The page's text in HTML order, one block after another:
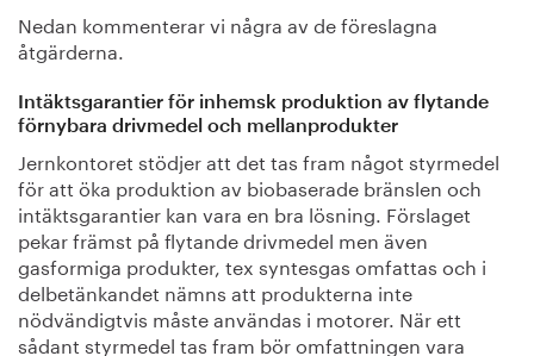
Nedan kommenterar vi några av de föreslagna
åtgärderna.
Intäktsgarantier för inhemsk produktion av flytande
förnybara drivmedel och mellanprodukter
Jernkontoret stödjer att det tas fram något styrmedel
för att öka produktion av biobaserade bränslen och
intäktsgarantier kan vara en bra lösning. Förslaget
pekar främst på flytande drivmedel men även
gasformiga produkter, tex syntesgas omfattas och i
delbetänkandet nämns att produkterna inte
nödvändigtvis måste användas i motorer. När ett
sådant styrmedel tas fram bör omfattningen vara